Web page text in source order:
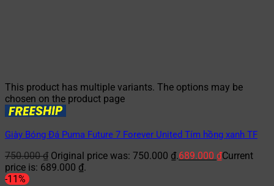
This product has multiple variants. The options may be
chosen on the product page
Giày Bóng Đá Puma Future 7 Forever United Tím hồng xanh TF
750.000₫ Original price was: 750.000 ₫.689.000 ₫Current
price is: 689.000 ₫.
-11%